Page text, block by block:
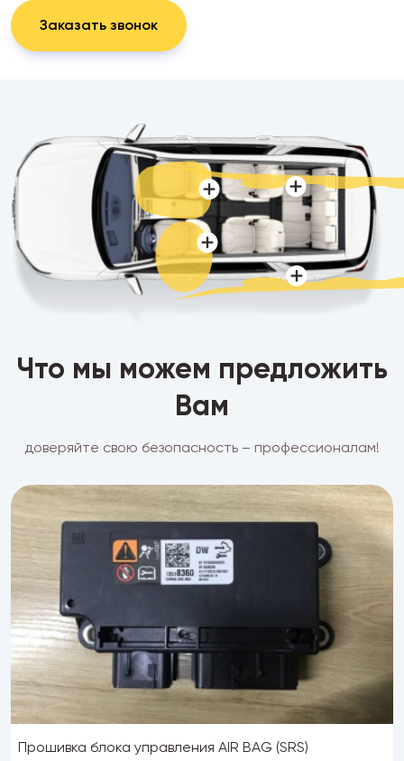
Заказать звонок
Что мы можем предложить
Вам
доверяйте свою безопасность – профессионалам!
Прошивка блока управления AIR BAG (SRS)